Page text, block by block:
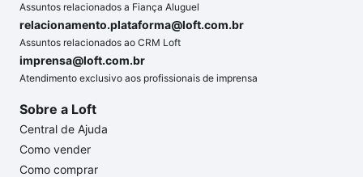
Assuntos relacionados a Fiança Aluguel
relacionamento.plataforma@loft.com.br
Assuntos relacionados ao CRM Loft
imprensa@loft.com.br
Atendimento exclusivo aos profissionais de imprensa
Sobre a Loft
Central de Ajuda
Como vender
Como comprar